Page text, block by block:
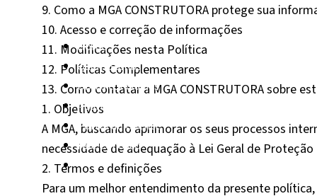
Home
Quem Somos
Obras concluídas
Apartamentos à venda
Portal do Cliente
Fale Conosco
9. Como a MGA CONSTRUTORA protege sua
10. Acesso e correção de informações
11. Modificações nesta Política
12. Políticas Complementares
13. Como contatar a MGA CONSTRUTORA sobre
1. Objetivos
A MGA, buscando aprimorar os seus processos
necessidade de adequação à Lei Geral de
2. Termos e definições
Para um melhor entendimento da presente